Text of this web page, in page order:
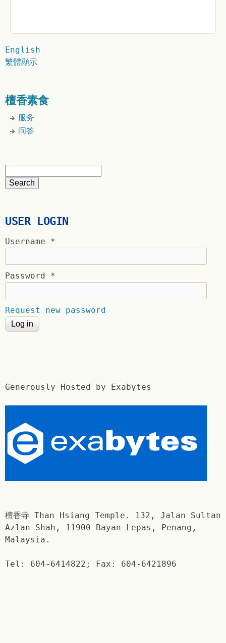
English
繁體顯示
檀香素食
服务
问答
USER LOGIN
Username *
Password *
Request new password
Generously Hosted by Exabytes
檀香寺 Than Hsiang Temple. 132, Jalan Sultan
Azlan Shah, 11900 Bayan Lepas, Penang,
Malaysia.
Tel: 604-6414822; Fax: 604-6421896